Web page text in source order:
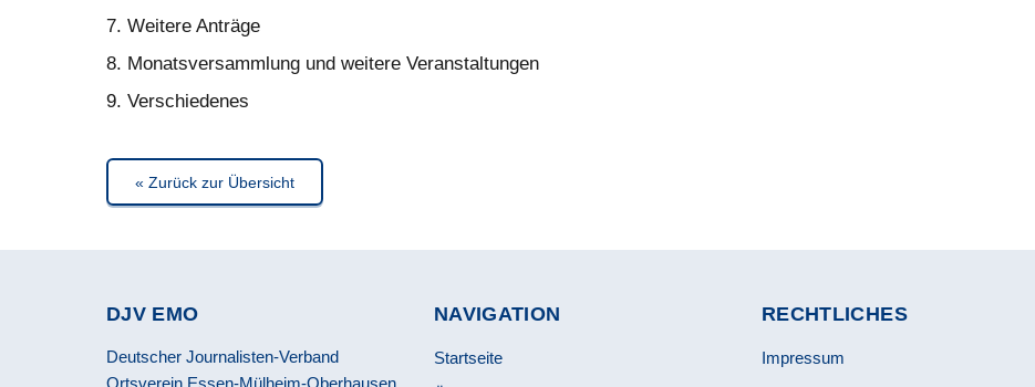
7. Weitere Anträge
8. Monatsversammlung und weitere Veranstaltungen
9. Verschiedenes
« Zurück zur Übersicht
DJV EMO
Deutscher Journalisten-Verband
NAVIGATION
Startseite
RECHTLICHES
Impressum